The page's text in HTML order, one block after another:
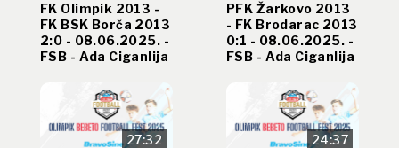
FK Olimpik 2013 -
FK BSK Borča 2013
2:0 - 08.06.2025. -
FSB - Ada Ciganlija
PFK Žarkovo 2013
- FK Brodarac 2013
0:1 - 08.06.2025. -
FSB - Ada Ciganlija
27:32 24:37